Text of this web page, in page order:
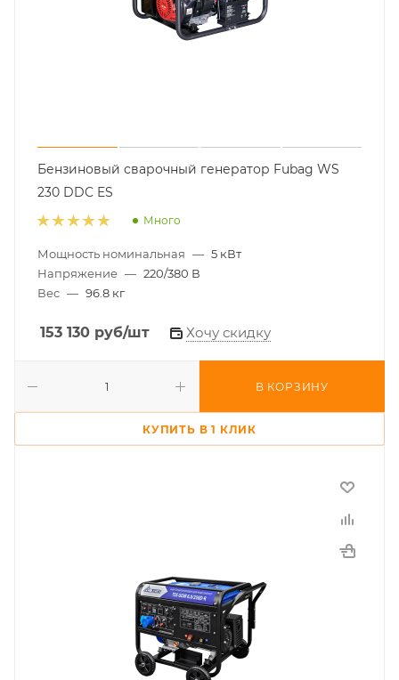
Бензиновый сварочный генератор Fubag WS
230 DDC ES
Много
Мощность номинальная — 5 кВт
Напряжение — 220/380 В
Вес — 96.8 кг
153 130 руб/шт Хочу скидку
В КОРЗИНУ
КУПИТЬ В 1 КЛИК